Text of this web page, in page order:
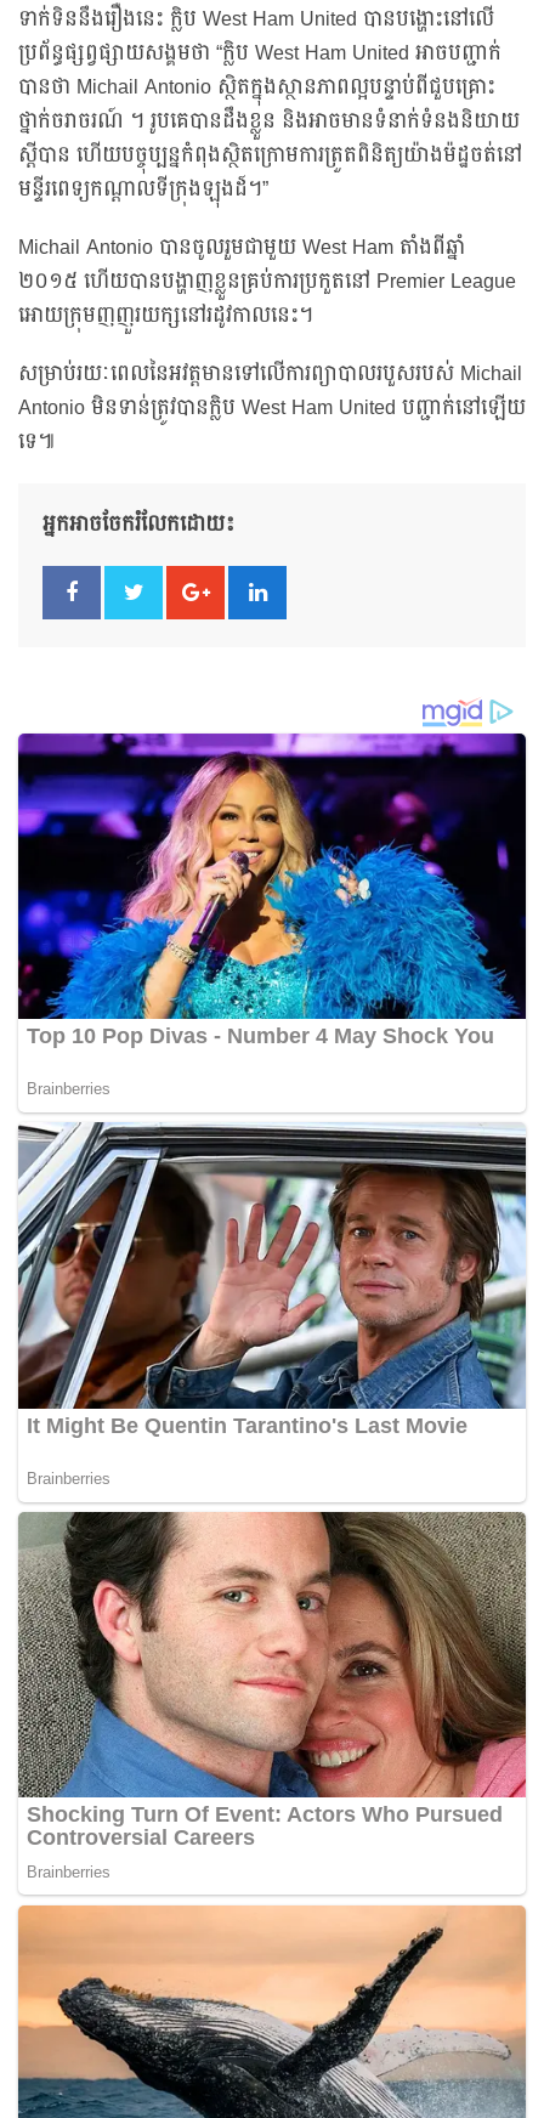
ទាក់ទិននឹងរឿងនេះ ក្លិប West Ham United បានបង្ហោះនៅលើ
ប្រព័ន្ធផ្សព្វផ្សាយសង្គមថា “ក្លិប West Ham United អាចបញ្ជាក់
បានថា Michail Antonio ស្ថិតក្នុងស្ថានភាពល្អបន្ទាប់ពីជួបគ្រោះ
ថ្នាក់ចរាចរណ៍ ។ រូបគេបានដឹងខ្លួន និងអាចមានទំនាក់ទំនងនិយាយ
ស្តីបាន ហើយបច្ចុប្បន្នកំពុងស្ថិតក្រោមការត្រួតពិនិត្យយ៉ាងម៉ដ្ឋចត់នៅ
មន្ទីរពេទ្យកណ្តាលទីក្រុងឡុងដ៍។”
Michail Antonio បានចូលរួមជាមួយ West Ham តាំងពីឆ្នាំ
២០១៥ ហើយបានបង្ហាញខ្លួនគ្រប់ការប្រកួតនៅ Premier League
អោយក្រុមញញួរយក្សនៅរដូវកាលនេះ។
សម្រាប់រយៈពេលនៃអវត្តមានទៅលើការព្យាបាលរបួសរបស់ Michail
Antonio មិនទាន់ត្រូវបានក្លិប West Ham United បញ្ជាក់នៅឡើយ
ទេ៕
អ្នកអាចចែករំលែកដោយ៖